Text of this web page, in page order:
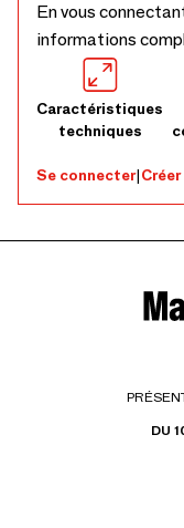
En vous
informations
Caractéristiques
techniques
Se connecter|
DU